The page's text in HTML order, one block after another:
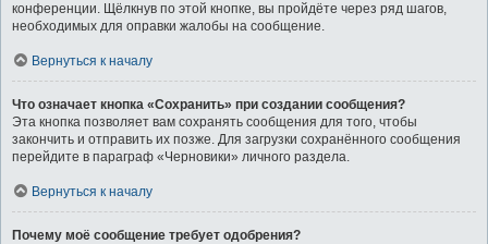
конференции. Щёлкнув по этой кнопке, вы пройдёте через ряд шагов,
необходимых для оправки жалобы на сообщение.
Вернуться к началу
Что означает кнопка «Сохранить» при создании сообщения?
Эта кнопка позволяет вам сохранять сообщения для того, чтобы
закончить и отправить их позже. Для загрузки сохранённого сообщения
перейдите в параграф «Черновики» личного раздела.
Вернуться к началу
Почему моё сообщение требует одобрения?